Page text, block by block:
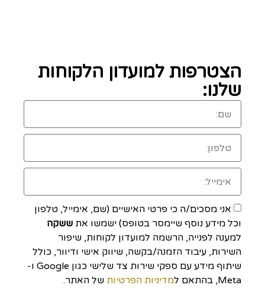
הצטרפות למועדון הלקוחות
שלנו:
אני מסכים/ה כי פרטי האישיים (שם, אימייל, טלפון
וכל מידע נוסף שיימסר בטופס) ישמשו את ששקה
למענה לפנייה, הרשמה למועדון לקוחות, שיפור
השירות, עיבוד הזמנה/בקשה, שיווק אישי ודיוור, כולל
שיתוף מידע עם ספקי שירות צד שלישי כגון Google ו-
Meta, בהתאם ל
מדיניות הפרטיות של האתר.